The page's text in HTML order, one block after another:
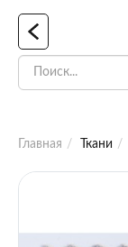
Главная Ткани